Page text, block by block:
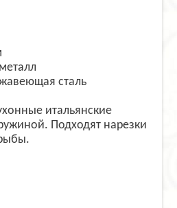
металл
сталь
итальянские
Подходят нарезки